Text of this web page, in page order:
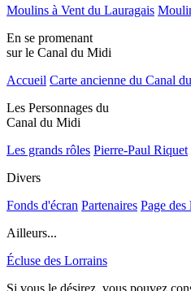
Moulins à Vent du Lauragais
En se promenant
sur le Canal du Midi
Accueil Carte ancienne du Canal
Les Personnages du
Canal du Midi
Les grands rôles Pierre-Paul Riquet
Divers
Fonds d'écran Partenaires Page des
Ailleurs...
Écluse des Lorrains
Si vous le désirez, vous pouvez